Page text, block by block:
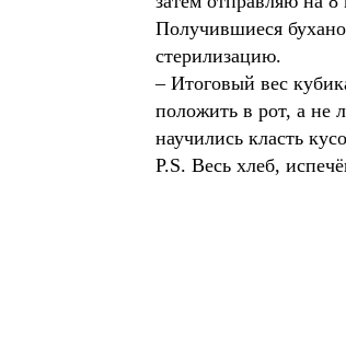
Получившиеся
стерилизацию.
– Итоговый вес
положить в рот, а не
научились класть
P.S. Весь хлеб,